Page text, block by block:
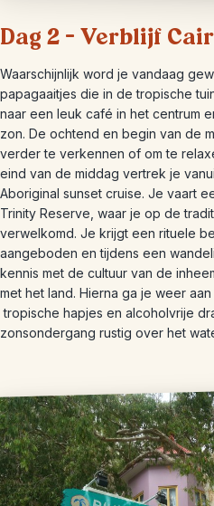
Dag 2 – Verblijf
Waarschijnlijk word je vandaag
papagaaitjes die in de tropische
naar een leuk café in het centrum
zon. De ochtend en begin van de
verder te verkennen of om te
eind van de middag vertrek je
Aboriginal sunset cruise. Je vaart
Trinity Reserve, waar je op de
verwelkomd. Je krijgt een rituele
aangeboden en tijdens een
kennis met de cultuur van de
met het land. Hierna ga je weer
tropische hapjes en alcoholvrije
zonsondergang rustig over het